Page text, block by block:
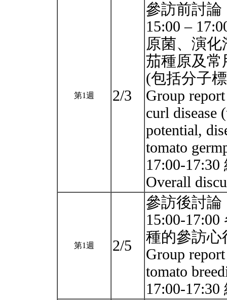
第1週 2/3
參訪前討論
15:00 –
原菌、演
茄種原及常
(包括分子
Group
curl disease
potential,
tomato
17:00-
Overall
第1週 2/5
參訪後討論
15:00-
種的參訪心
Group
tomato
17:00-